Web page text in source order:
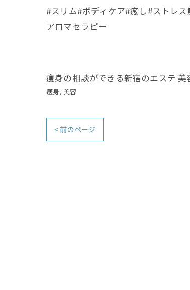
#スリム#ボディケア#癒し#ストレ
アロマセラピー
痩身の相談ができる新宿のエステ 美
痩身 美容
< 前のページ